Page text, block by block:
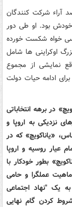
در دور اول انتخابات، توانست 25 درصد آراء شرکت کنندگان
بود. او طی دور
خواه شکست خورده
اوکراینی ها شامل
46 درصد، در واقع نمایشی از مجموع
ادامه حیات دولت
در برهه انتخاباتی
نزدیکی به اروپا و
«یاناکویچ» که در
عیار روسیه و اروپا
بطور خودکار با
عملگرا و حامی
یک "نهاد اجتماعی
کردن گام نهایی